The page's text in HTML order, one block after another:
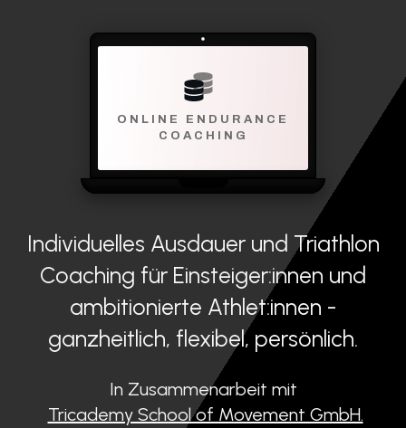
ONLINE ENDURANCE
COACHING
Individuelles Ausdauer und Triathlon
Coaching für Einsteiger:innen und
ambitionierte Athlet:innen -
ganzheitlich, flexibel, persönlich.
In Zusammenarbeit mit
Tricademy School of Movement GmbH.